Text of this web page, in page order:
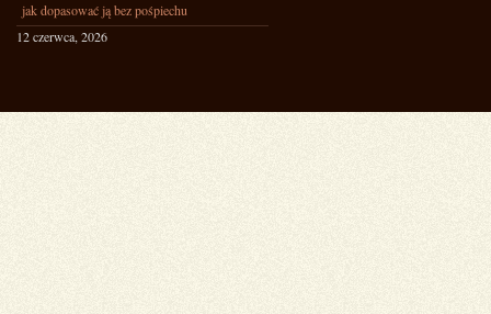
jak dopasować ją bez pośpiechu
12 czerwca, 2026